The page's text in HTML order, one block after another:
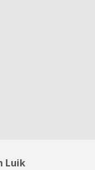
Luik